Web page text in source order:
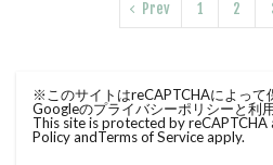
Prev 1 2
※このサイトはreCAPTCHAによって
Googleのプライバシーポリシーと利
This site is protected by reCAPTCHA
PolicyandTerms of Serviceapply.